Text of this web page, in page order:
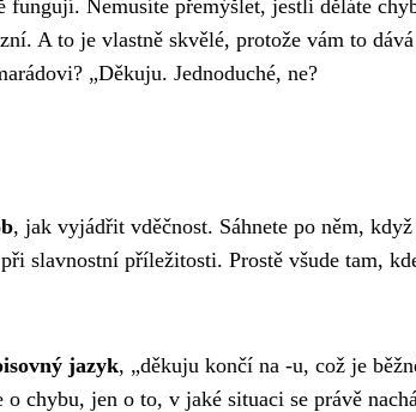
fungují. Nemusíte přemýšlet, jestli děláte
A to je vlastně skvělé, protože vám to
„Děkuju. Jednoduché, ne?
, jak vyjádřit vděčnost. Sáhnete po něm,
slavnostní příležitosti. Prostě všude tam,
jazyk, „děkuju končí na -u, což je
chybu, jen o to, v jaké situaci se právě